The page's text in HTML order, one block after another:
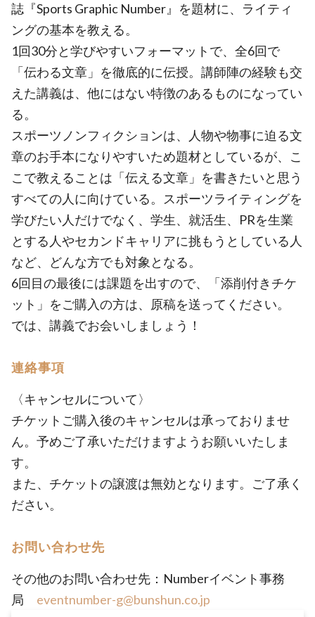
誌『Sports Graphic Number』を題材に、ライティ
ングの基本を教える。
1回30分と学びやすいフォーマットで、全6回で
「伝わる文章」を徹底的に伝授。講師陣の経験も交
えた講義は、他にはない特徴のあるものになってい
る。
スポーツノンフィクションは、人物や物事に迫る文
章のお手本になりやすいため題材としているが、こ
こで教えることは「伝える文章」を書きたいと思う
すべての人に向けている。スポーツライティングを
学びたい人だけでなく、学生、就活生、PRを生業
とする人やセカンドキャリアに挑もうとしている人
など、どんな方でも対象となる。
6回目の最後には課題を出すので、「添削付きチケ
ット」をご購入の方は、原稿を送ってください。
では、講義でお会いしましょう！
連絡事項
〈キャンセルについて〉
チケットご購入後のキャンセルは承っておりませ
ん。予めご了承いただけますようお願いいたしま
す。
また、チケットの譲渡は無効となります。ご了承く
ださい。
お問い合わせ先
その他のお問い合わせ先：Numberイベント事務
局 eventnumber-g@bunshun.co.jp